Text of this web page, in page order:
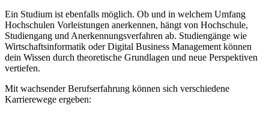
Ein Studium ist ebenfalls möglich. Ob und in welchem Umfang
Hochschulen Vorleistungen anerkennen, hängt von Hochschule,
Studiengang und Anerkennungsverfahren ab. Studiengänge wie
Wirtschaftsinformatik oder Digital Business Management können
dein Wissen durch theoretische Grundlagen und neue Perspektiven
vertiefen.
Mit wachsender Berufserfahrung können sich verschiedene
Karrierewege ergeben: